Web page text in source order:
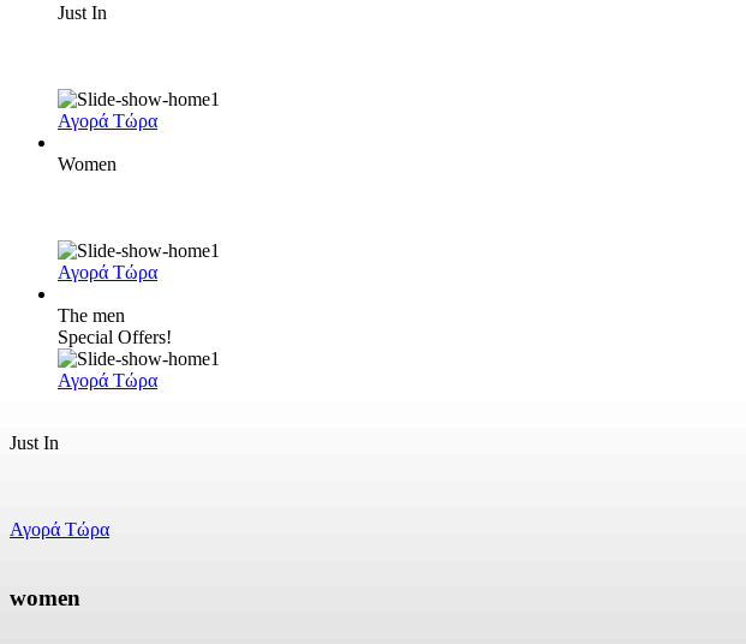
Just In
Αγορά Τώρα
Women
Αγορά Τώρα
The men
Special Offers!
Αγορά Τώρα
Just In
Αγορά Τώρα
women